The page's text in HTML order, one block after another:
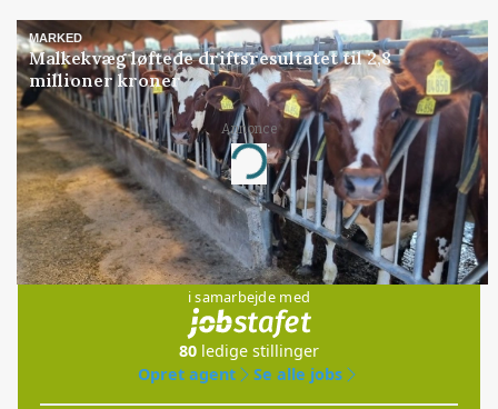
MARKED
Malkekvæg løftede driftsresultatet til 2,8
millioner kroner
Annonce
Loading...
Jobs
i samarbejde med
80 ledige stillinger
Opret agent
Se alle jobs